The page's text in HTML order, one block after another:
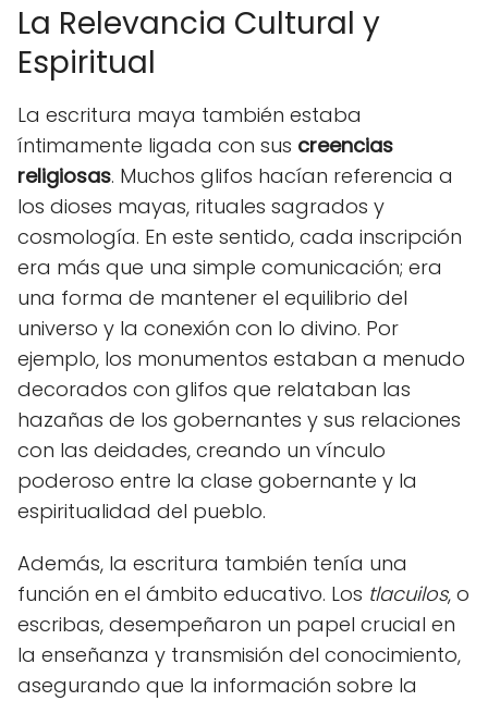
La Relevancia Cultural y
Espiritual
La escritura maya también estaba
íntimamente ligada con sus creencias
religiosas. Muchos glifos hacían referencia a
los dioses mayas, rituales sagrados y
cosmología. En este sentido, cada inscripción
era más que una simple comunicación; era
una forma de mantener el equilibrio del
universo y la conexión con lo divino. Por
ejemplo, los monumentos estaban a menudo
decorados con glifos que relataban las
hazañas de los gobernantes y sus relaciones
con las deidades, creando un vínculo
poderoso entre la clase gobernante y la
espiritualidad del pueblo.
Además, la escritura también tenía una
función en el ámbito educativo. Los tlacuilos, o
escribas, desempeñaron un papel crucial en
la enseñanza y transmisión del conocimiento,
asegurando que la información sobre la